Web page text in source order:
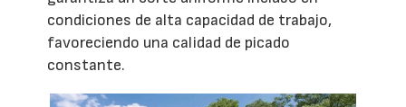
condiciones de alta capacidad de trabajo,
favoreciendo una calidad de picado
constante.